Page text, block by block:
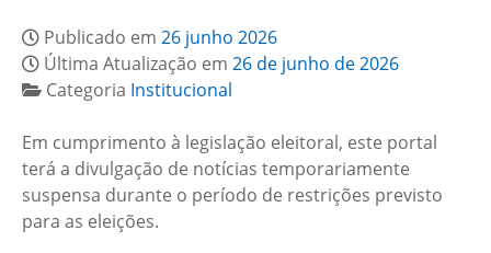
Publicado em 26 junho 2026
Última Atualização em 26 de junho de 2026
Categoria Institucional
Em cumprimento à legislação eleitoral, este portal
terá a divulgação de notícias temporariamente
suspensa durante o período de restrições previsto
para as eleições.